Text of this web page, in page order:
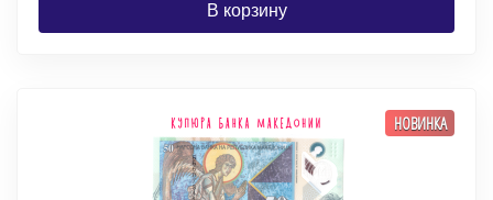
В корзину
НОВИНКА